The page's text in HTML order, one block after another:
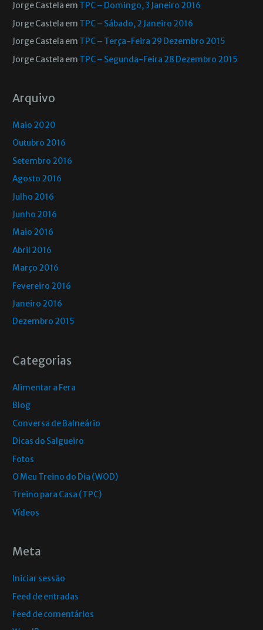
Jorge Castela em TPC – Domingo, 3 Janeiro 2016
Jorge Castela em TPC – Sábado, 2 Janeiro 2016
Jorge Castela em TPC – Terça-Feira 29 Dezembro 2015
Jorge Castela em TPC – Segunda-Feira 28 Dezembro 2015
Arquivo
Maio 2020
Outubro 2016
Setembro 2016
Agosto 2016
Julho 2016
Junho 2016
Maio 2016
Abril 2016
Março 2016
Fevereiro 2016
Janeiro 2016
Dezembro 2015
Categorias
Alimentar a Fera
Blog
Conversa de Balneário
Dicas do Salgueiro
Fotos
O Meu Treino do Dia (WOD)
Treino para Casa (TPC)
Vídeos
Meta
Iniciar sessão
Feed de entradas
Feed de comentários